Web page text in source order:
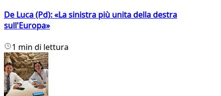
De Luca (Pd): «La sinistra più unita della destra
sull'Europa»
1 min di lettura